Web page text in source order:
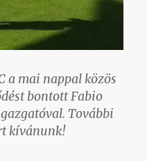
a mai nappal közös
bontott Fabio
További
kívánunk!